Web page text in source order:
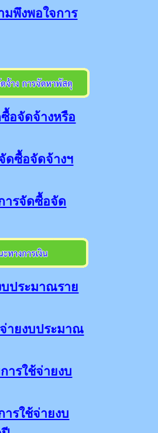
มพึงพอใจการ
อจัดจ้างหรือ
ดซื้อจัดจ้างฯ
ารจัดซื้อจัด
ประมาณราย
ายงบประมาณ
ารใช้จ่ายงบ
ารใช้จ่ายงบ